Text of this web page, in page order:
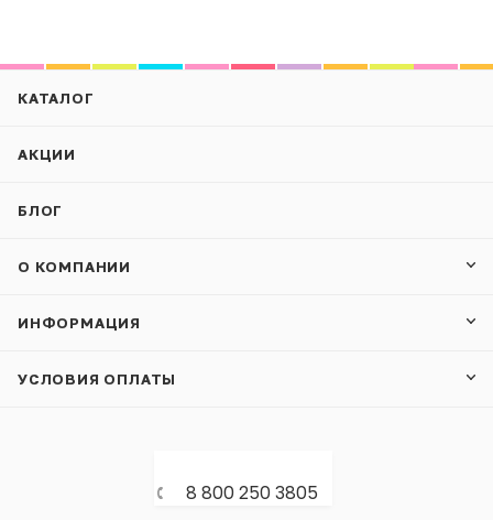
КАТАЛОГ
АКЦИИ
БЛОГ
О КОМПАНИИ
ИНФОРМАЦИЯ
УСЛОВИЯ ОПЛАТЫ
8 800 250 3805